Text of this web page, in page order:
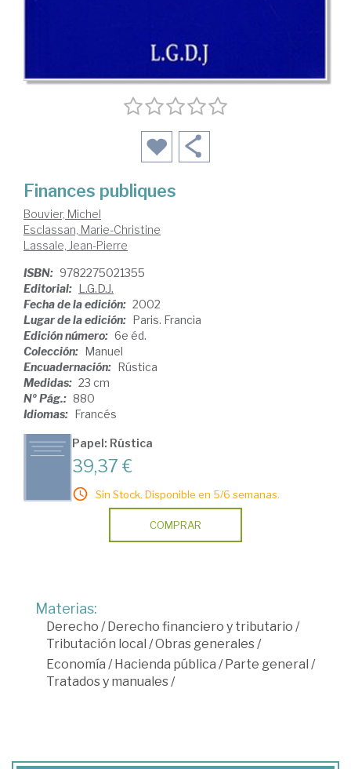
Finances publiques
Bouvier, Michel
Esclassan, Marie-Christine
Lassale, Jean-Pierre
ISBN: 9782275021355
Editorial: L.G.D.J.
Fecha de la edición: 2002
Lugar de la edición: Paris. Francia
Edición número: 6e éd.
Colección: Manuel
Encuadernación: Rústica
Medidas: 23 cm
Nº Pág.: 880
Idiomas: Francés
Papel: Rústica
39,37 €
Sin Stock. Disponible en 5/6 semanas.
COMPRAR
Materias:
Derecho / Derecho financiero y tributario /
Tributación local /Obras generales/
Economía / Hacienda pública / Parte general /
Tratados y manuales/